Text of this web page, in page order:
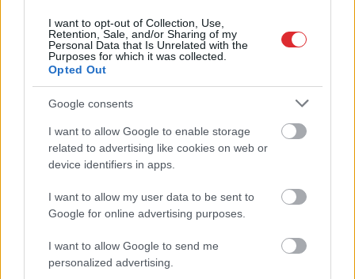
I want to opt-out of Collection, Use,
Retention, Sale, and/or Sharing of my
Personal Data that Is Unrelated with the
Purposes for which it was collected.
Opted Out
Google consents
I want to allow Google to enable storage
related to advertising like cookies on web or
device identifiers in apps.
I want to allow my user data to be sent to
Google for online advertising purposes.
I want to allow Google to send me
personalized advertising.
“Man pat neomulīgi
palika!” Sēņotāja mežā
uziet ļoti biedējošu vietu
Atcelt Ziņot